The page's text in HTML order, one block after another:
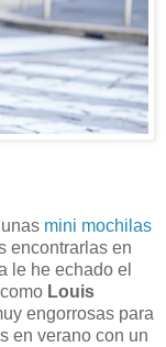
mini mochilas
encontrarlas en
le he echado el
Louis
engorrosas para
en verano con un